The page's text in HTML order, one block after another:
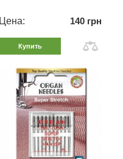
Цена: 140 грн
Купить